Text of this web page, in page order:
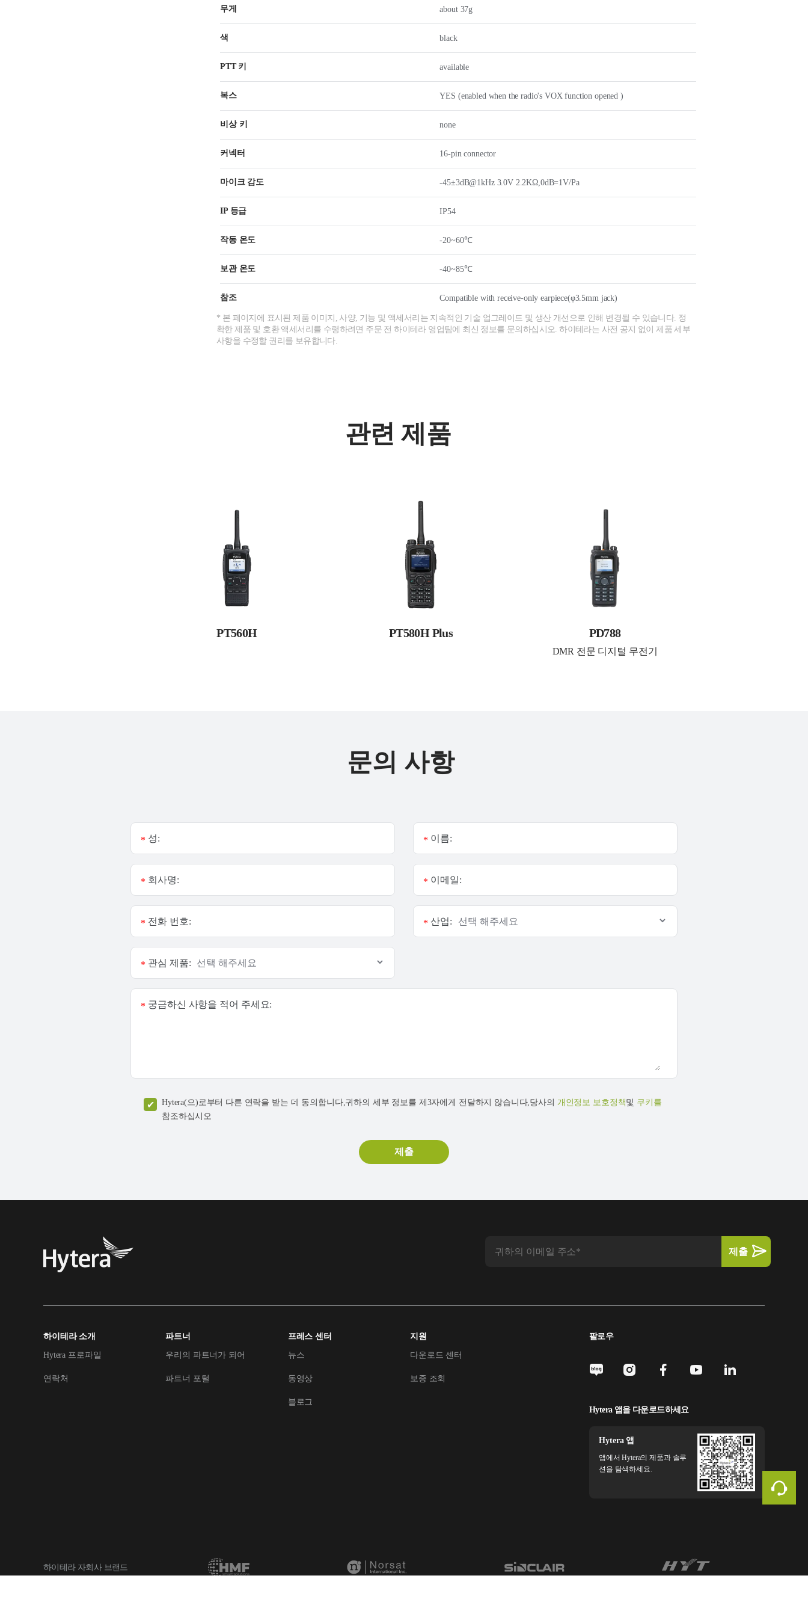
무게 about 37g
색 black
PTT 키 available
복스 YES (enabled when the radio's VOX function opened )
비상 키 none
커넥터 16-pin connector
마이크 감도 -45±3dB@1kHz 3.0V 2.2KΩ,0dB=1V/Pa
IP 등급 IP54
작동 온도 -20~60℃
보관 온도 -40~85℃
참조 Compatible with receive-only earpiece(φ3.5mm jack)
* 본 페이지에 표시된 제품 이미지, 사양, 기능 및 액세서리는 지속적인 기술 업그레이드 및 생산 개선으로 인해 변경될 수 있습니다. 정
확한 제품 및 호환 액세서리를 수령하려면 주문 전 하이테라 영업팀에 최신 정보를 문의하십시오. 하이테라는 사전 공지 없이 제품 세부
사항을 수정할 권리를 보유합니다.
관련 제품
PT560H PT580H Plus PD788
DMR 전문 디지털 무전기
문의 사항
성:
* 이름:
*
회사명:
* 이메일:
*
전화 번호:
* 산업:
*
관심 제품:
*
궁금하신 사항을 적어 주세요:
*
Hytera(으)로부터 다른 연락을 받는 데 동의합니다,귀하의 세부 정보를 제3자에게 전달하지 않습니다,당사의 개인정보 보호정책및 쿠키를
참조하십시오
하이테라 소개
Hytera 프로파일
연락처
파트너
우리의 파트너가 되어
파트너 포털
프레스 센터
뉴스
동영상
블로그
지원
다운로드 센터
보증 조회
팔로우
Hytera 앱을 다운로드하세요
Hytera 앱
앱에서 Hytera의 제품과 솔루
션을 탐색하세요.
하이테라 자회사 브랜드